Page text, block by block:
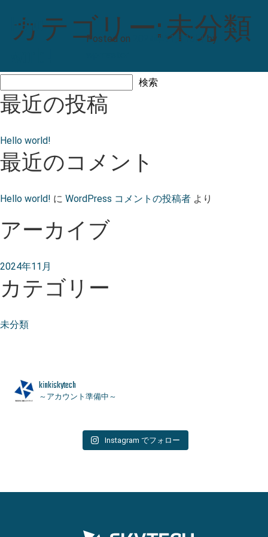
カテゴリー:未分類
Hello
Posted on 2024年11月10日by
は削除し、コンテンツ作成を始めてください。
の
検索
最近の投稿
Hello world!
最近のコメント
Hello world! に WordPress コメントの投稿者 より
アーカイブ
2024年11月
カテゴリー
未分類
kinkiskytech
～アカウント準備中～
Instagram でフォロー